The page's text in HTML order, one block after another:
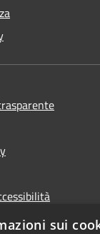
del sito
sui